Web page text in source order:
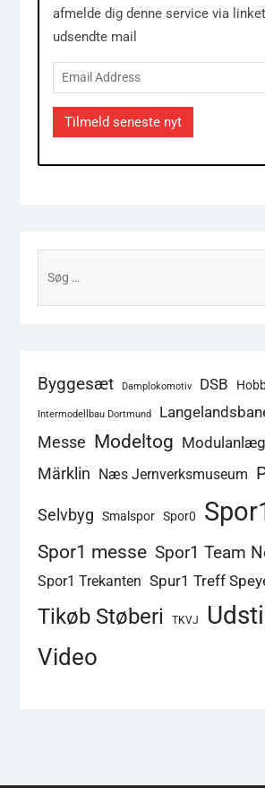
afmelde dig denne service via
udsendte mail
Email
Address
Tilmeld seneste nyt
efter:
Byggesæt Damplokomotiv DSB
Intermodellbau Dortmund
Messe Modeltog Modulanlæg
Märklin Næs Jernverksmuseum
Selvbyg Smalspor Spor0
Spor1 messe Spor1 Team
Spor1 Trekanten Spur1 Treff
Tikøb Støberi TKVJ
Video